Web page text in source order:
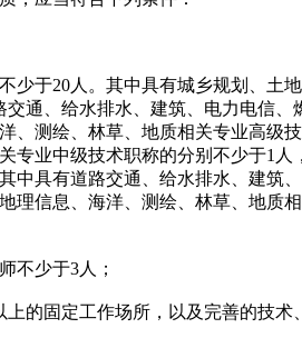
于20人。其中具有城乡规划、土
交通、给水排水、建筑、电力电信
、测绘、林草、地质相关专业高级
专业中级技术职称的分别不少于1
中具有道路交通、给水排水、建筑
理信息、海洋、测绘、林草、地质
少于3人；
的固定工作场所，以及完善的技术